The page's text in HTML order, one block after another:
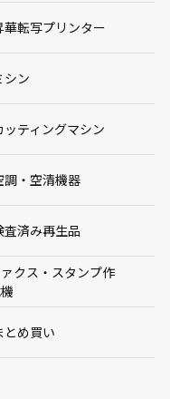
華転写プリンター
シン
ッティングマシン
調・空清機器
査済み再生品
クス・スタンプ作
とめ買い